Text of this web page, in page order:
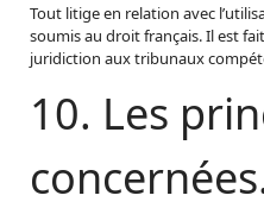
Tout litige en relation avec
soumis au droit français. Il est
juridiction aux tribunaux
10. Les